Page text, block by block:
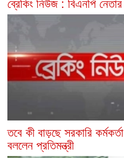
তবে কী বাড়ছে সরকারি
বললেন প্রতিমন্ত্রী